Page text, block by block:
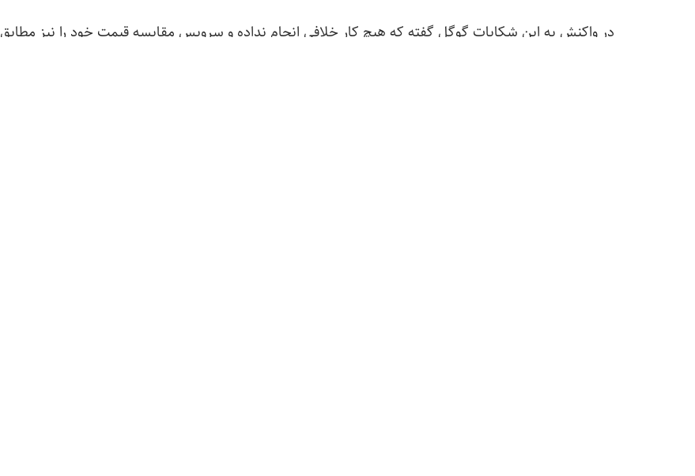
در واکنش به این شکایات گوگل گفته که هیچ کار خلافی انجام نداده و سرویس مقایسه قیمت خود را نیز مطابق